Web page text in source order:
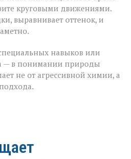
круговыми движениями.
выравнивает оттенок, и
навыков или
— в понимании природы
не от агрессивной химии, а